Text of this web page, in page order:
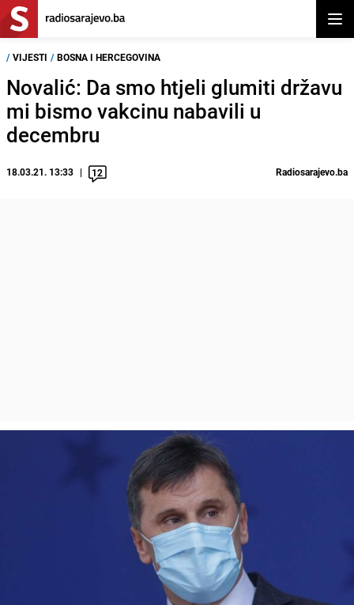
/ VIJESTI / BOSNA I HERCEGOVINA
Novalić: Da smo htjeli glumiti državu
mi bismo vakcinu nabavili u
decembru
18.03.21. 13:33 12 Radiosarajevo.ba